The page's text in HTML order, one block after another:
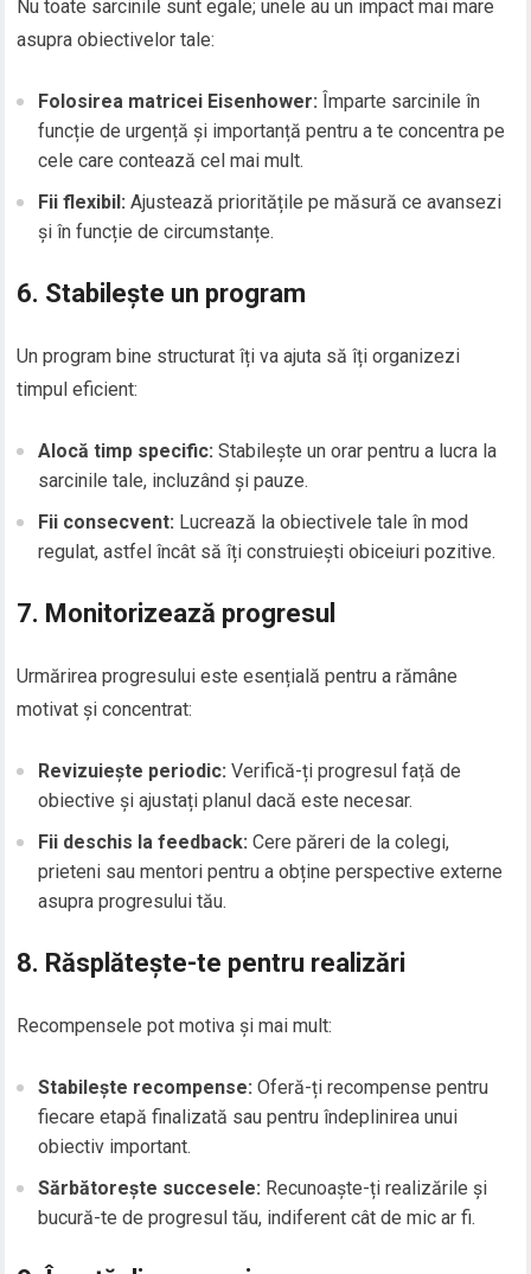
Nu toate sarcinile sunt egale; unele au un impact mai mare
asupra obiectivelor tale:
Folosirea matricei Eisenhower: Împarte sarcinile în
funcție de urgență și importanță pentru a te concentra pe
cele care contează cel mai mult.
Fii flexibil: Ajustează prioritățile pe măsură ce avansezi
și în funcție de circumstanțe.
6. Stabilește un program
Un program bine structurat îți va ajuta să îți organizezi
timpul eficient:
Alocă timp specific: Stabilește un orar pentru a lucra la
sarcinile tale, incluzând și pauze.
Fii consecvent: Lucrează la obiectivele tale în mod
regulat, astfel încât să îți construiești obiceiuri pozitive.
7. Monitorizează progresul
Urmărirea progresului este esențială pentru a rămâne
motivat și concentrat:
Revizuiește periodic: Verifică-ți progresul față de
obiective și ajustați planul dacă este necesar.
Fii deschis la feedback: Cere păreri de la colegi,
prieteni sau mentori pentru a obține perspective externe
asupra progresului tău.
8. Răsplătește-te pentru realizări
Recompensele pot motiva și mai mult:
Stabilește recompense: Oferă-ți recompense pentru
fiecare etapă finalizată sau pentru îndeplinirea unui
obiectiv important.
Sărbătorește succesele: Recunoaște-ți realizările și
bucură-te de progresul tău, indiferent cât de mic ar fi.